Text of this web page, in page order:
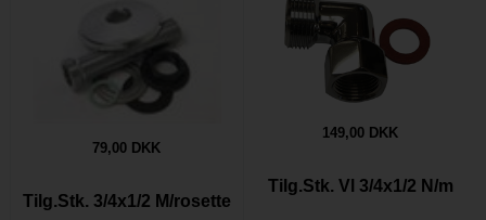
79,00 DKK
Tilg.Stk. 3/4x1/2 M/rosette
149,00 DKK
Tilg.Stk. Vl 3/4x1/2 N/m